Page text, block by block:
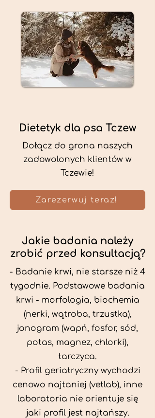
Dietetyk dla psa Tczew
Dołącz do grona naszych
zadowolonych klientów w
Tczewie!
Zarezerwuj teraz!
Jakie badania należy
zrobić przed konsultacją?
- Badanie krwi, nie starsze niż 4
tygodnie. Podstawowe badania
krwi - morfologia, biochemia
(nerki, wątroba, trzustka),
jonogram (wapń, fosfor, sód,
potas, magnez, chlorki),
tarczyca.
- Profil geriatryczny wychodzi
cenowo najtaniej (vetlab), inne
laboratoria nie orientuje się
jaki profil jest najtańszy.